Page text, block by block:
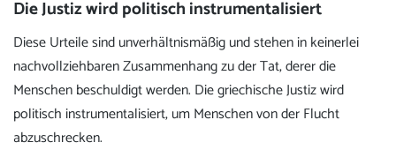
Die Justiz wird politisch instrumentalisiert
Diese Urteile sind unverhältnismäßig und stehen in keinerlei
nachvollziehbaren Zusammenhang zu der Tat, derer die
Menschen beschuldigt werden. Die griechische Justiz wird
politisch instrumentalisiert, um Menschen von der Flucht
abzuschrecken.